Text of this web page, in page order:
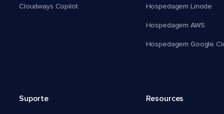
Cloudways Copilot Hospedagem Linode
Hospedagem AWS
Hospedagem Google
Suporte Resources